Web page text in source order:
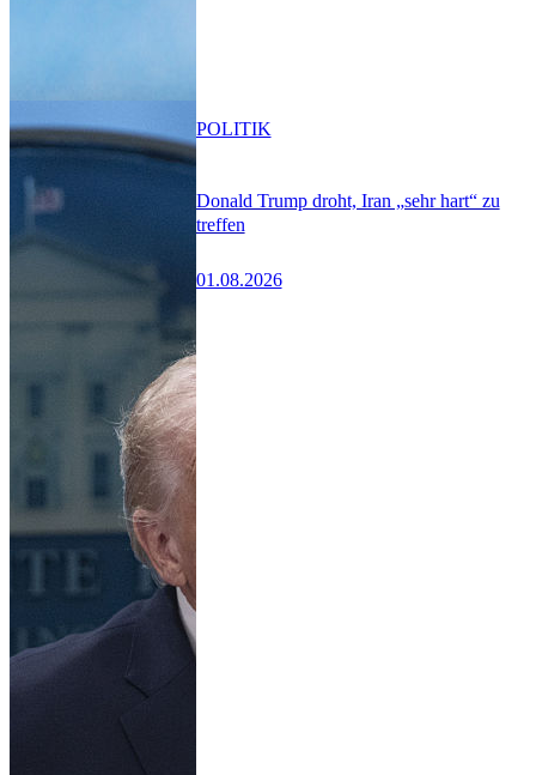
Donald Trump droht, Iran „sehr hart“ zu
treffen
01.08.2026
POLITIK